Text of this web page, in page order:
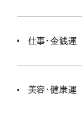
合う人と出会え
仕事・金銭運
した先々で何かと
美容・健康運